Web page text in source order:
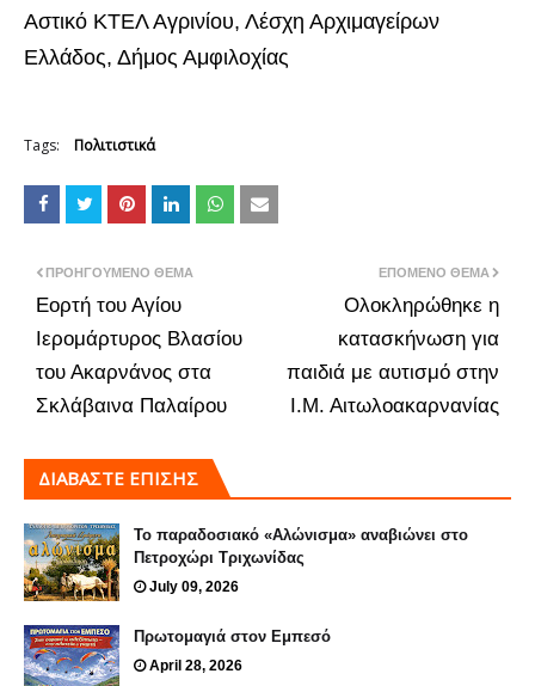
Αστικό ΚΤΕΛ Αγρινίου, Λέσχη Αρχιμαγείρων
Ελλάδος, Δήμος Αμφιλοχίας
Tags: Πολιτιστικά
ΕΠΌΜΕΝΟ ΘΈΜΑ
Ολοκληρώθηκε η
κατασκήνωση για
παιδιά με αυτισμό στην
Ι.Μ. Αιτωλoακαρνανίας
ΠΡΟΗΓΟΎΜΕΝΟ ΘΈΜΑ
Εορτή του Αγίου
Ιερομάρτυρος Βλασίου
του Ακαρνάνος στα
Σκλάβαινα Παλαίρου
ΔΙΑΒΑΣΤΕ ΕΠΙΣΗΣ
Το παραδοσιακό «Αλώνισμα» αναβιώνει στο
Πετροχώρι Τριχωνίδας
July 09, 2026
Πρωτομαγιά στον Εμπεσό
April 28, 2026